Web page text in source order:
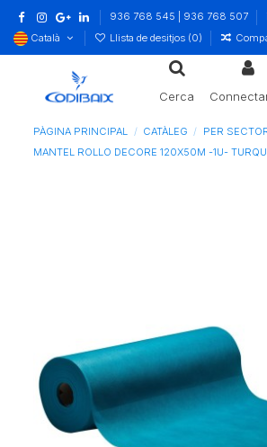
936 768 545 | 936 768 507
Català
Llista de desitjos (0)
Cerca
PÀGINA PRINCIPAL CATÀLEG
PER
MANTEL ROLLO DECORE 120X50M -1U-